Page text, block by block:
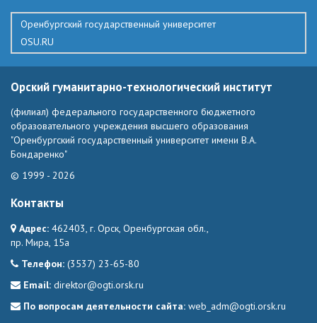
Оренбургский государственный университет
OSU.RU
Орский гуманитарно-технологический институт
(филиал) федерального государственного бюджетного
образовательного учреждения высшего образования
"Оренбургский государственный университет имени В.А.
Бондаренко"
© 1999 - 2026
Контакты
Адрес: 462403, г. Орск, Оренбургская обл.,
пр. Мира, 15а
Телефон: (3537) 23-65-80
Email: direktor@ogti.orsk.ru
По вопросам деятельности сайта: web_adm@ogti.orsk.ru